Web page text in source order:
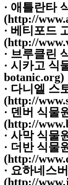
· 애틀란타
(http://
· 베티포드
(http://
· 브루클린
· 시카고 식
botanic.org)
· 다니엘 스
(http://
· 덴버 식물
(http://
· 사막 식물
· 더반 식물
(http://
· 요하네스
(http://